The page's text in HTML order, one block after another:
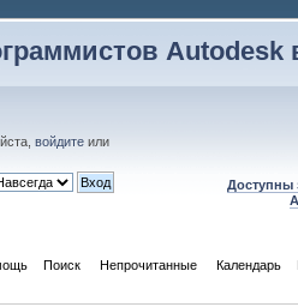
Autodesk
войдите или
Доступны
Поиск Непрочитанные Календарь